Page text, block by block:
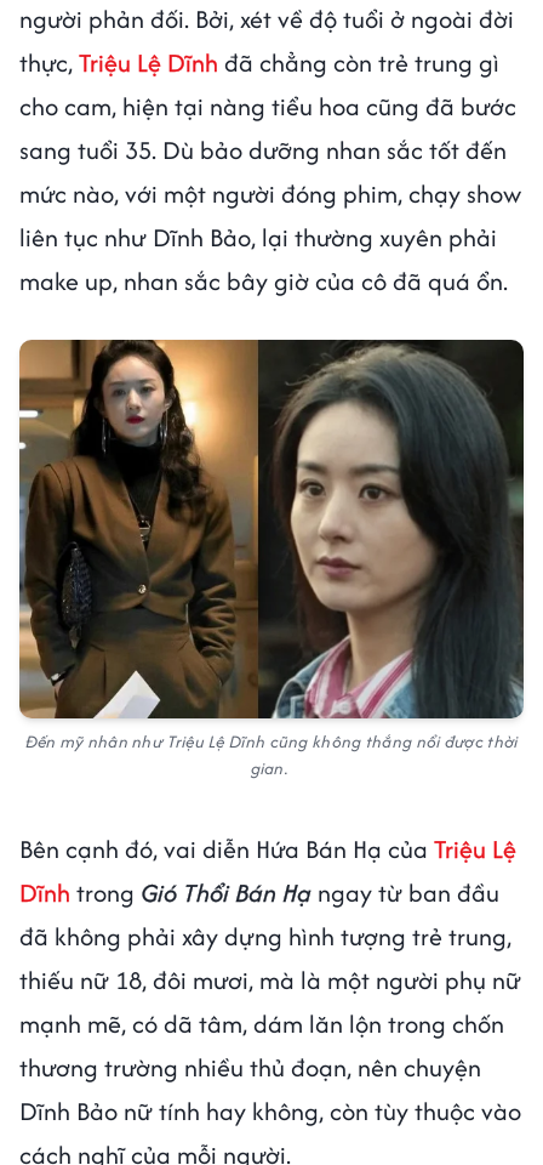
người phản đối. Bởi, xét về độ tuổi ở ngoài đời
thực,Triệu Lệ Dĩnh đã chẳng còn trẻ trung gì
cho cam, hiện tại nàng tiểu hoa cũng đã bước
sang tuổi 35. Dù bảo dưỡng nhan sắc tốt đến
mức nào, với một người đóng phim, chạy show
liên tục như Dĩnh Bảo, lại thường xuyên phải
make up, nhan sắc bây giờ của cô đã quá ổn.
Đến mỹ nhân như Triệu Lệ Dĩnh cũng không thắng nổi được thời
gian.
Bên cạnh đó, vai diễn Hứa Bán Hạ của Triệu Lệ
Dĩnh trong Gió Thổi Bán Hạ ngay từ ban đầu
đã không phải xây dựng hình tượng trẻ trung,
thiếu nữ 18, đôi mươi, mà là một người phụ nữ
mạnh mẽ, có dã tâm, dám lăn lộn trong chốn
thương trường nhiều thủ đoạn, nên chuyện
Dĩnh Bảo nữ tính hay không, còn tùy thuộc vào
cách nghĩ của mỗi người.